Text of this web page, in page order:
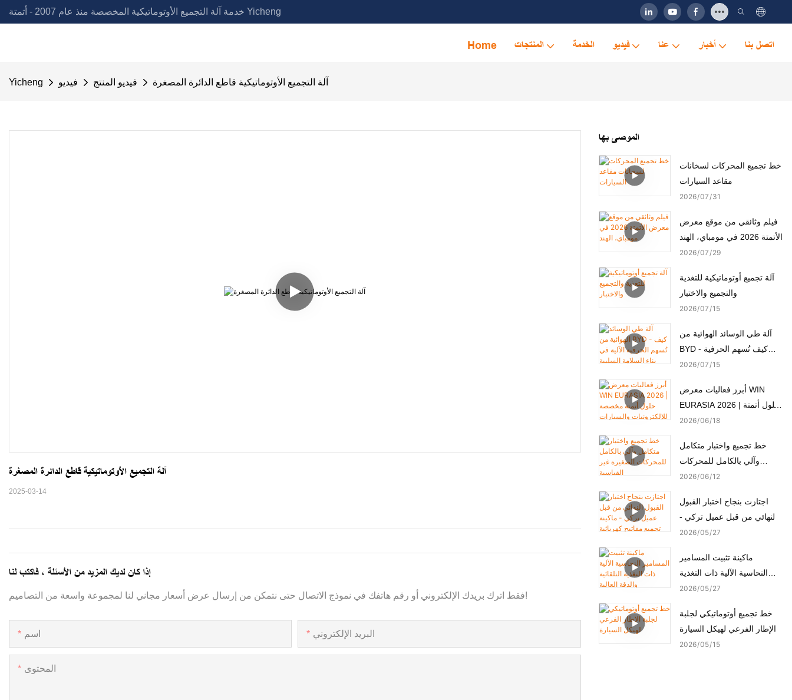
خدمة آلة التجميع الأوتوماتيكية المخصصة منذ عام 2007 - أتمتة Yicheng
Home المنتجات الخدمة فيديو عنا أخبار اتصل بنا
Yicheng فيديو فيديو المنتج آلة التجميع الأوتوماتيكية قاطع الدائرة المصغرة
آلة التجميع الأوتوماتيكية قاطع الدائرة المصغرة
2025-03-14
إذا كان لديك المزيد من الأسئلة ، فاكتب لنا
فقط اترك بريدك الإلكتروني أو رقم هاتفك في نموذج الاتصال حتى نتمكن من إرسال عرض أسعار مجاني لنا لمجموعة واسعة من التصاميم!
اسم البريد الإلكتروني
المحتوى
الموصى بها
خط تجميع المحركات لسخانات
مقاعد السيارات
2026 07 31
فيلم وثائقي من موقع معرض
الأتمتة 2026 في مومباي، الهند
2026 07 29
آلة تجميع أوتوماتيكية للتغذية
والتجميع والاختبار
2026 07 15
آلة طي الوسائد الهوائية من
BYD - كيف تُسهم الحرفية
الآلية في بناء السلامة السلبية
2026 07 15
أبرز فعاليات معرض WIN
EURASIA 2026 | حلول أتمتة
مخصصة للإلكترونيات
والمحركات
2026 06 18
خط تجميع واختبار متكامل
وآلي بالكامل للمحركات
الصغيرة غير القياسية
2026 06 12
اجتازت بنجاح اختبار القبول
النهائي من قبل عميل تركي -
ماكينة تجميع مفاتيح كهربائية
2026 05 27
ماكينة تثبيت المسامير
النحاسية الآلية ذات التغذية
التلقائية والدقة العالية
2026 05 27
خط تجميع أوتوماتيكي لجلبة
الإطار الفرعي لهيكل السيارة
2026 05 15